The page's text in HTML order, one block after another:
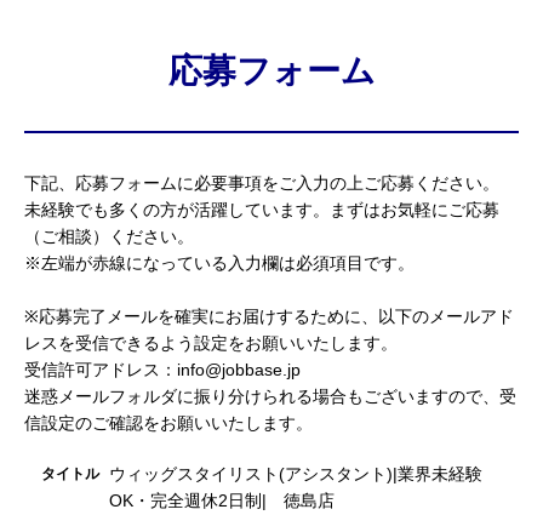
応募フォーム
下記、応募フォームに必要事項をご入力の上ご応募ください。
未経験でも多くの方が活躍しています。まずはお気軽にご応募
（ご相談）ください。
※左端が赤線になっている入力欄は必須項目です。
※応募完了メールを確実にお届けするために、以下のメールアド
レスを受信できるよう設定をお願いいたします。
受信許可アドレス：info@jobbase.jp
迷惑メールフォルダに振り分けられる場合もございますので、受
信設定のご確認をお願いいたします。
タイトル
ウィッグスタイリスト(アシスタント)|業界未経験
OK・完全週休2日制| 徳島店